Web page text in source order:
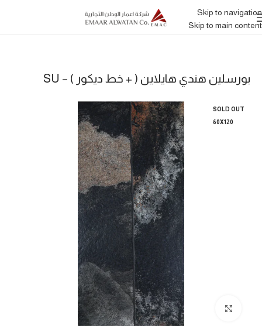
Skip to navigation
Skip to main content
بورسلين هندي هايلاين ( + خط ديكور ) – SU
SOLD OUT
60X120
Click to enlarge